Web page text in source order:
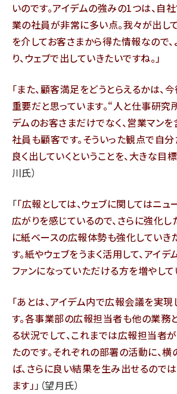
いのです。アイデムの強みの1つは、自
業の社員が非常に多い点。我々が出し
を介してお客さまから得た情報なので
り、ウェブで出していきたいですね。
また、顧客満足をどうとらえるかは、
重要だと思っています。“人と仕事研究
デムのお客さまだけでなく、営業マン
社員も顧客です。そういった観点で自
良く出していくということを、大きな目
川氏）
「 広報としては、ウェブに関してはニュ
広がりを感じているので、さらに強化し
に紙ベースの広報体勢も強化していき
す。紙やウェブをうまく活用して、アイ
ファンになっていただける方を増やして
あとは、アイデム内で広報会議を実現
す。各事業部の広報担当者も他の業務
る状況でして、これまでは広報担当者
たのです。それぞれの部署の活動に、
ば、さらに良い結果を生み出せるので
ます 」（望月氏）